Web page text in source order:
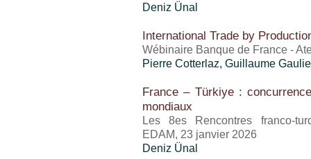
Deniz Ünal
International Trade by
Wébinaire Banque de France -
Pierre Cotterlaz, Guillaume
France – Türkiye :
mondiaux
Les 8es Rencontres franco-
EDAM, 23 janvier 2026
Deniz Ünal